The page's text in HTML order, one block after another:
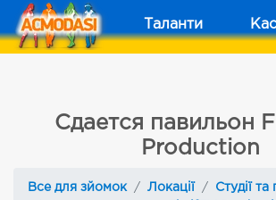
Таланти
Сдается павильон
Production
Все для зйомок Локації
Студії